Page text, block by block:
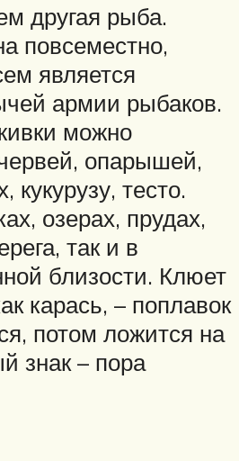
другая рыба.
повсеместно,
является
армии рыбаков.
можно
опарышей,
кукурузу, тесто.
озерах, прудах,
так и в
близости. Клюет
карась, – поплавок
потом ложится на
знак – пора